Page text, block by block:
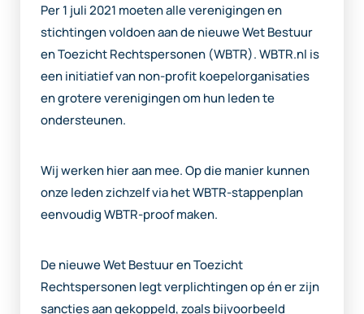
Per 1 juli 2021 moeten alle verenigingen en
stichtingen voldoen aan de nieuwe Wet Bestuur
en Toezicht Rechtspersonen (WBTR). WBTR.nl is
een initiatief van non-profit koepelorganisaties
en grotere verenigingen om hun leden te
ondersteunen.
Wij werken hier aan mee. Op die manier kunnen
onze leden zichzelf via het WBTR-stappenplan
eenvoudig WBTR-proof maken.
De nieuwe Wet Bestuur en Toezicht
Rechtspersonen legt verplichtingen op én er zijn
sancties aan gekoppeld, zoals bijvoorbeeld